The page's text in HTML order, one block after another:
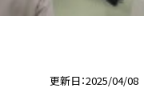
更新日 2025/04/08